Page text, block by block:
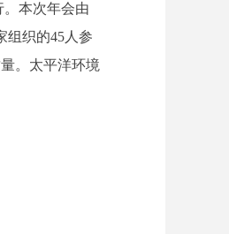
。本次年会由
组织的45人参
。太平洋环境